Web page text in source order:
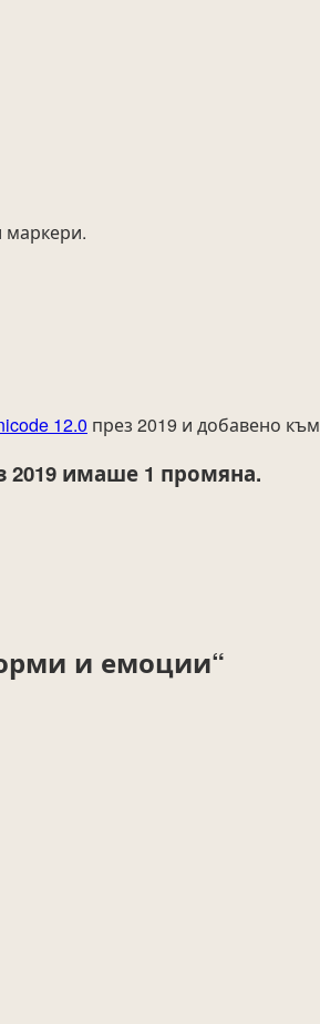
маркери.
12.0 през 2019 и добавено към
2019 имаше 1 промяна.
и емоции“